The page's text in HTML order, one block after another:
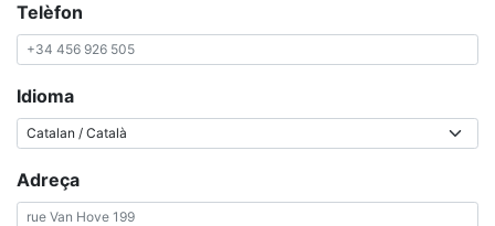
Telèfon
Idioma
Adreça